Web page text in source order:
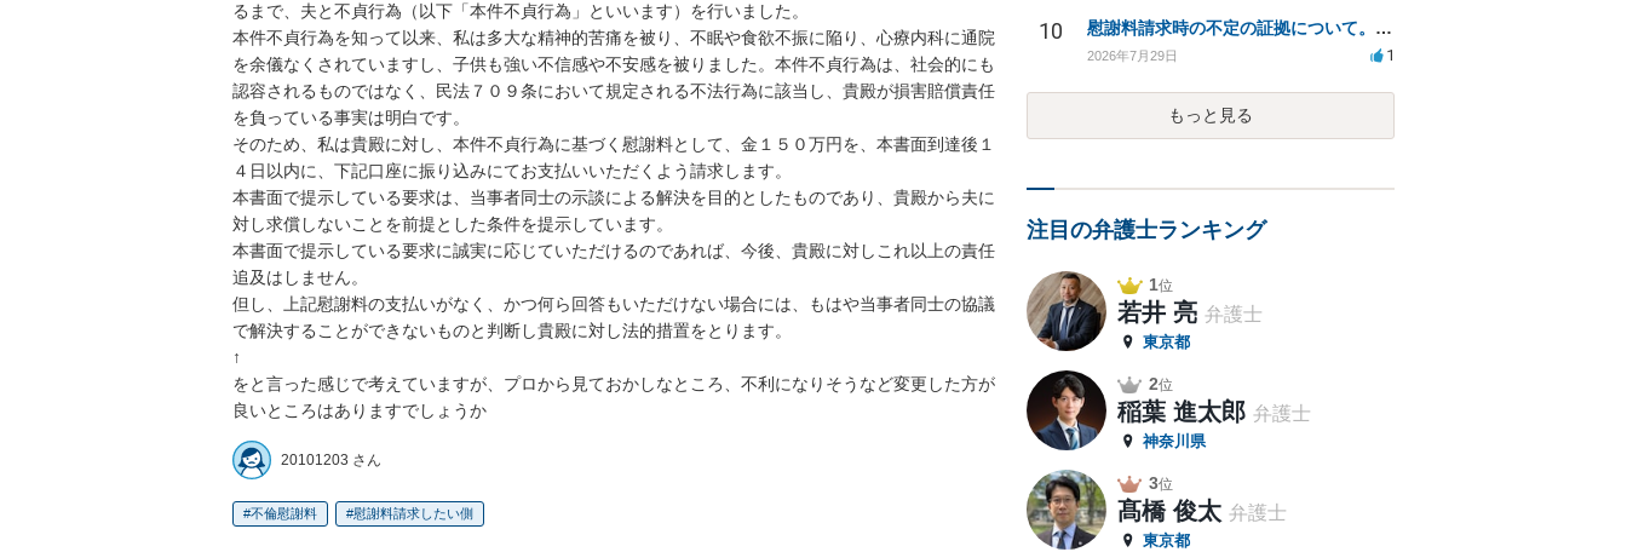
るまで、夫と不貞行為（以下「本件不貞行為」といいます）を行いました。
本件不貞行為を知って以来、私は多大な精神的苦痛を被り、不眠や食欲不振に陥り、心療内科に通院
を余儀なくされていますし、子供も強い不信感や不安感を被りました。本件不貞行為は、社会的にも
認容されるものではなく、民法７０９条において規定される不法行為に該当し、貴殿が損害賠償責任
を負っている事実は明白です。
そのため、私は貴殿に対し、本件不貞行為に基づく慰謝料として、金１５０万円を、本書面到達後１
４日以内に、下記口座に振り込みにてお支払いいただくよう請求します。
本書面で提示している要求は、当事者同士の示談による解決を目的としたものであり、貴殿から夫に
対し求償しないことを前提とした条件を提示しています。
本書面で提示している要求に誠実に応じていただけるのであれば、今後、貴殿に対しこれ以上の責任
追及はしません。
但し、上記慰謝料の支払いがなく、かつ何ら回答もいただけない場合には、もはや当事者同士の協議
で解決することができないものと判断し貴殿に対し法的措置をとります。
↑
をと言った感じで考えていますが、プロから見ておかしなところ、不利になりそうなど変更した方が
良いところはありますでしょうか
20101203 さん
不倫慰謝料 慰謝料請求したい側
10 慰謝料請求時の不定の証拠について。効力があるのか知りたい。
2026年7月29日 1
もっと見る
注目の弁護士ランキング
1位
若井 亮 弁護士
東京都
2位
稲葉 進太郎 弁護士
神奈川県
3位
髙橋 俊太 弁護士
東京都